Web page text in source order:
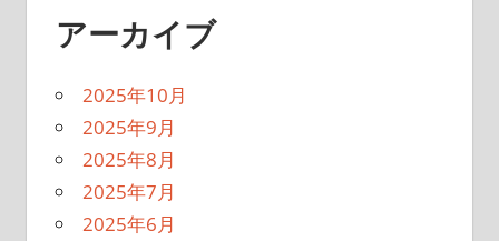
アーカイブ
2025年10月
2025年9月
2025年8月
2025年7月
2025年6月